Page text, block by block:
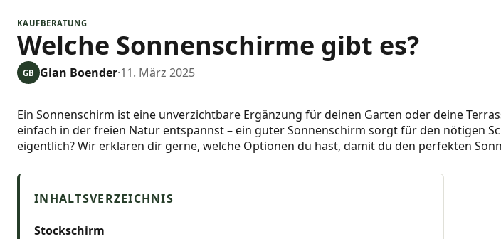
KAUFBERATUNG
Welche Sonnenschirme gibt es?
GB Gian Boender·11. März 2025
Ein Sonnenschirm ist eine unverzichtbare Ergänzung für deinen Garten oder deine
einfach in der freien Natur entspannst – ein guter Sonnenschirm sorgt für den nötigen
eigentlich? Wir erklären dir gerne, welche Optionen du hast, damit du den perfekten
Stockschirm